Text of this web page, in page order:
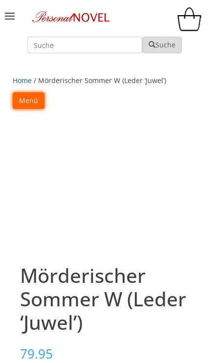
Suche Suche
Home / Mörderischer Sommer W (Leder ‘Juwel’)
Menü
Mörderischer
Sommer W (Leder
‘Juwel’)
79.95